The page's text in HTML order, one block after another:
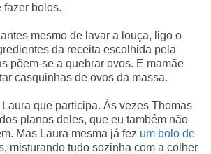
fazer bolos.
mesmo de lavar a louça, ligo o
da receita escolhida pela
põem-se a quebrar ovos. E mamãe
casquinhas de ovos da massa.
que participa. Às vezes Thomas
planos deles, que eu também não
Mas Laura mesma já fez um bolo de
misturando tudo sozinha com a colher